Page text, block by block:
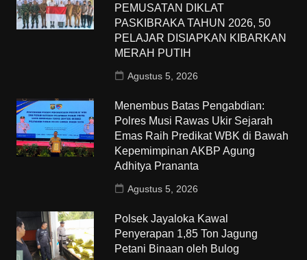
PEMUSATAN DIKLAT
PASKIBRAKA TAHUN 2026, 50
PELAJAR DISIAPKAN KIBARKAN
MERAH PUTIH
Agustus 5, 2026
Menembus Batas Pengabdian:
Polres Musi Rawas Ukir Sejarah
Emas Raih Predikat WBK di Bawah
Kepemimpinan AKBP Agung
Adhitya Prananta
Agustus 5, 2026
Polsek Jayaloka Kawal
Penyerapan 1,85 Ton Jagung
Petani Binaan oleh Bulog